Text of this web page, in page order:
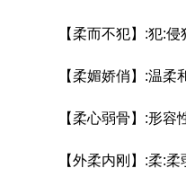
【柔而不犯】:犯:侵犯
【柔媚娇俏】:温柔和
【柔心弱骨】:形容性
【外柔内刚】:柔:柔弱